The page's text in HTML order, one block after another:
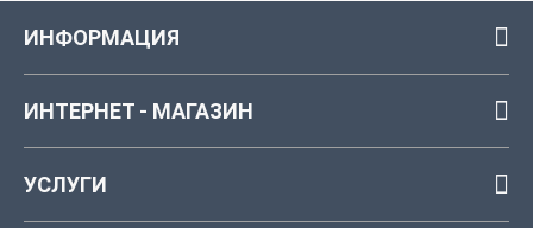
ИНФОРМАЦИЯ
ИНТЕРНЕТ - МАГАЗИН
УСЛУГИ